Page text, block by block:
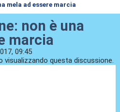
mela ad essere marcia
non è una
marcia
09:45
questa discussione.